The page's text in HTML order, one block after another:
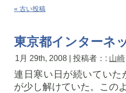
« 古い投稿
東京都インターネ
1月 29th, 2008 | 投稿者：: 山崎
連日寒い日が続いてい
が少し解けていた。この